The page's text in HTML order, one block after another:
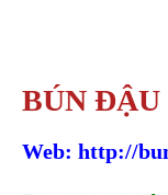
BÚN
Web: http://